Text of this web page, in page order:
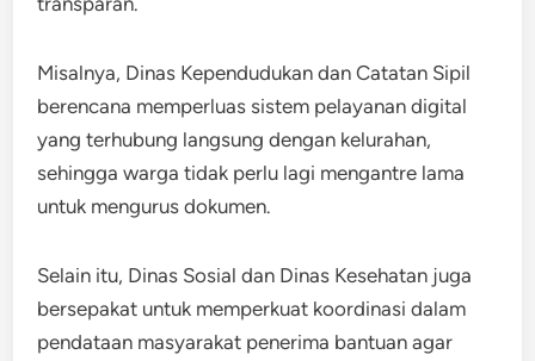
Misalnya, Dinas Kependudukan dan Catatan Sipil
berencana memperluas sistem pelayanan digital
yang terhubung langsung dengan kelurahan,
sehingga warga tidak perlu lagi mengantre lama
untuk mengurus dokumen.
Selain itu, Dinas Sosial dan Dinas Kesehatan juga
bersepakat untuk memperkuat koordinasi dalam
pendataan masyarakat penerima bantuan agar